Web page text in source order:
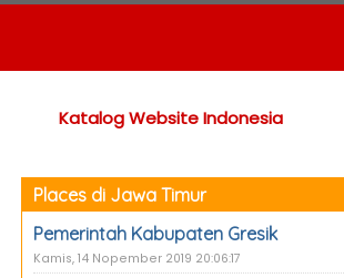
Katalog Website Indonesia
Places di Jawa Timur
Pemerintah Kabupaten Gresik
Kamis, 14 Nopember 2019 20:06:17